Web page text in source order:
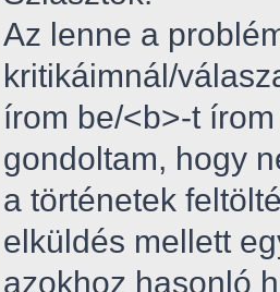
Az lenne a
kritikáimnál/
írom be/<b>-t
gondoltam, hogy
a történetek
elküldés mellett
azokhoz hasonló